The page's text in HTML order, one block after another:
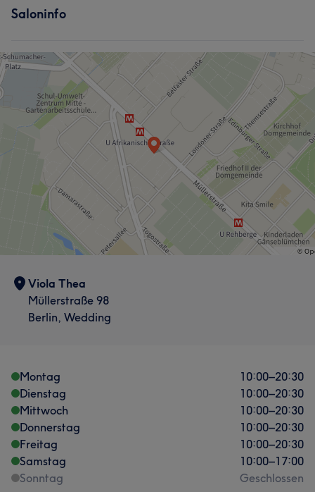
Saloninfo
Viola Thea
Müllerstraße 98
Berlin, Wedding
Montag 10:00–20:30
Dienstag
10:00–20:30
Mittwoch
10:00–20:30
Donnerstag
10:00–20:30
Freitag
10:00–20:30
Samstag
10:00–17:00
Sonntag
Geschlossen